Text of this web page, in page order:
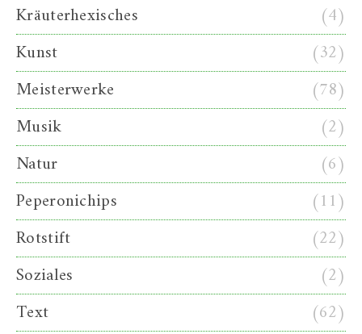
Kräuterhexisches
(4)
Kunst
(32)
Meisterwerke
(78)
Musik
(2)
Natur
(6)
Peperonichips
(11)
Rotstift
(22)
Soziales
(2)
Text
(62)